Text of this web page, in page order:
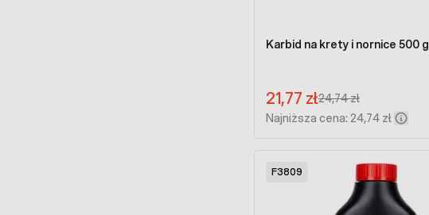
Karbid na krety i nornice 500 g
Cena promocyjna:
21,77 złRegular Price:
24,74 zł
Najniższa cena: 24,74 zł
F3809